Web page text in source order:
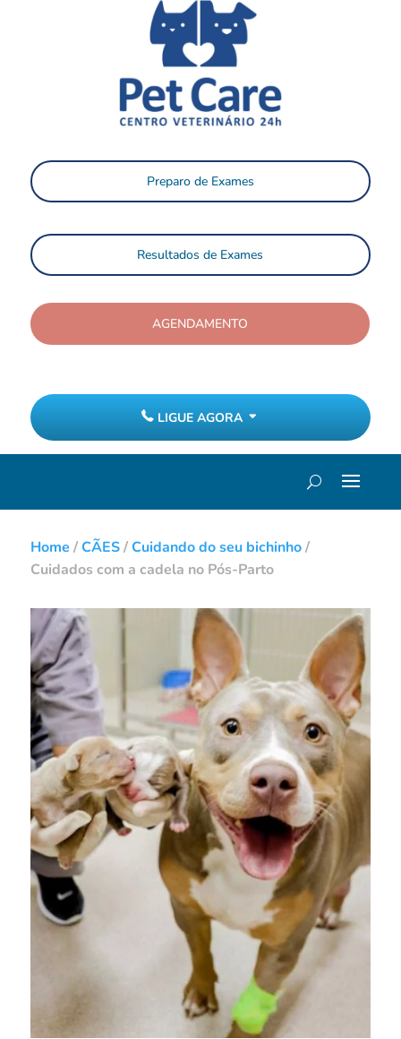
Preparo de Exames
Resultados de Exames
AGENDAMENTO
LIGUE AGORA
Home /CÃES/Cuidando do seu bichinho/
Cuidados com a cadela no Pós-Parto